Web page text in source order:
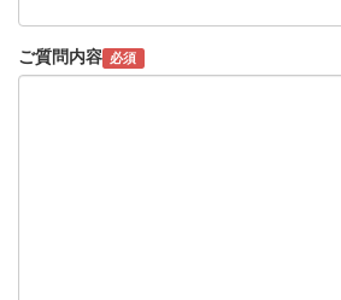
ご質問内容 必須